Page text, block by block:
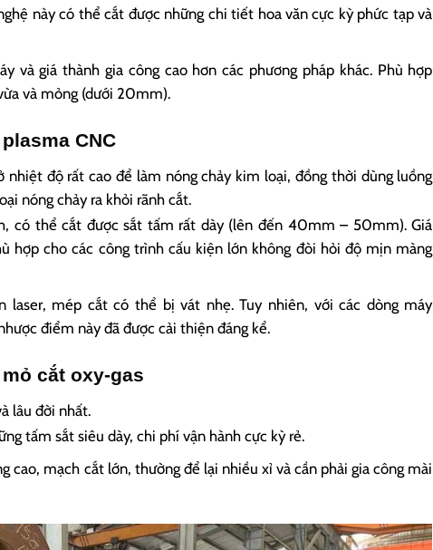
này có thể cắt được những chi tiết hoa văn cực kỳ phức tạp và
và giá thành gia công cao hơn các phương pháp khác. Phù hợp
và mỏng (dưới 20mm).
CNC
nhiệt độ rất cao để làm nóng chảy kim loại, đồng thời dùng luồng
nóng chảy ra khỏi rãnh cắt.
có thể cắt được sắt tấm rất dày (lên đến 40mm – 50mm). Giá
hợp cho các công trình cấu kiện lớn không đòi hỏi độ mịn màng
laser, mép cắt có thể bị vát nhẹ. Tuy nhiên, với các dòng máy
điểm này đã được cải thiện đáng kể.
cắt oxy-gas
lâu đời nhất.
tấm sắt siêu dày, chi phí vận hành cực kỳ rẻ.
cao, mạch cắt lớn, thường để lại nhiều xỉ và cần phải gia công mài